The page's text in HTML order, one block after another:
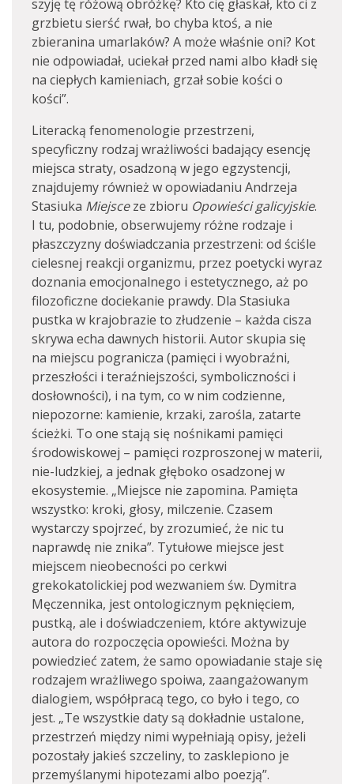
szyję tę różową obróżkę? Kto cię głaskał, kto ci z
grzbietu sierść rwał, bo chyba ktoś, a nie
zbieranina umarlaków? A może właśnie oni? Kot
nie odpowiadał, uciekał przed nami albo kładł się
na ciepłych kamieniach, grzał sobie kości o
kości”.
Literacką fenomenologie przestrzeni,
specyficzny rodzaj wrażliwości badający esencję
miejsca straty, osadzoną w jego egzystencji,
znajdujemy również w opowiadaniu Andrzeja
Stasiuka Miejsceze zbioru Opowieści galicyjskie.
I tu, podobnie, obserwujemy różne rodzaje i
płaszczyzny doświadczania przestrzeni: od ściśle
cielesnej reakcji organizmu, przez poetycki wyraz
doznania emocjonalnego i estetycznego, aż po
filozoficzne dociekanie prawdy. Dla Stasiuka
pustka w krajobrazie to złudzenie – każda cisza
skrywa echa dawnych historii. Autor skupia się
na miejscu pogranicza (pamięci i wyobraźni,
przeszłości i teraźniejszości, symboliczności i
dosłowności), i na tym, co w nim codzienne,
niepozorne: kamienie, krzaki, zarośla, zatarte
ścieżki. To one stają się nośnikami pamięci
środowiskowej – pamięci rozproszonej w materii,
nie-ludzkiej, a jednak głęboko osadzonej w
ekosystemie. „Miejsce nie zapomina. Pamięta
wszystko: kroki, głosy, milczenie. Czasem
wystarczy spojrzeć, by zrozumieć, że nic tu
naprawdę nie znika”. Tytułowe miejsce jest
miejscem nieobecności po cerkwi
grekokatolickiej pod wezwaniem św. Dymitra
Męczennika, jest ontologicznym pęknięciem,
pustką, ale i doświadczeniem, które aktywizuje
autora do rozpoczęcia opowieści. Można by
powiedzieć zatem, że samo opowiadanie staje się
rodzajem wrażliwego spoiwa, zaangażowanym
dialogiem, współpracą tego, co było i tego, co
jest. „Te wszystkie daty są dokładnie ustalone,
przestrzeń między nimi wypełniają opisy, jeżeli
pozostały jakieś szczeliny, to zasklepiono je
przemyślanymi hipotezami albo poezją”.